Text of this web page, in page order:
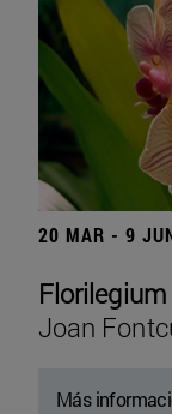
20 MAR - 9
Florilegium
Joan
Más